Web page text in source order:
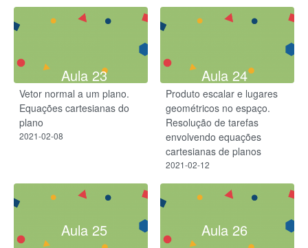
Aula 23
Vetor normal a um plano.
Equações cartesianas do
plano
2021-02-08
Aula 24
Produto escalar e lugares
geométricos no espaço.
Resolução de tarefas
envolvendo equações
cartesianas de planos
2021-02-12
Aula 25 Aula 26